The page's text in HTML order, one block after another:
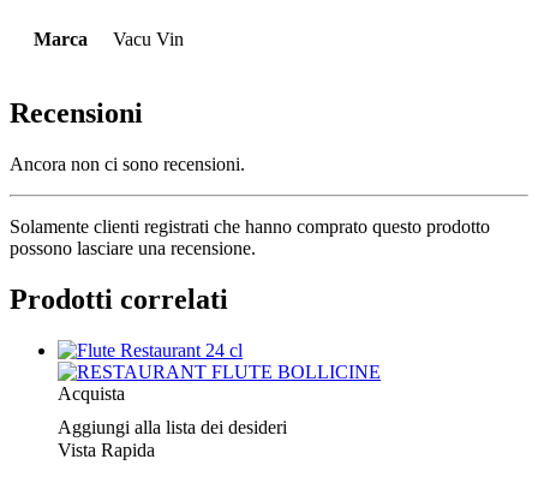
Marca Vacu Vin
Recensioni
Ancora non ci sono recensioni.
Solamente clienti registrati che hanno comprato questo prodotto
possono lasciare una recensione.
Prodotti correlati
Acquista
Aggiungi alla lista dei desideri
Vista Rapida